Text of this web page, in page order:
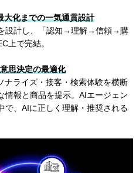
化までの一気通貫設計
設計し、「認知→理解→信頼→購
上で完結。
思決定の最適化
ライズ・接客・検索体験を横断
情報と商品を提示。AIエージェン
で、AIに正しく理解・推奨される